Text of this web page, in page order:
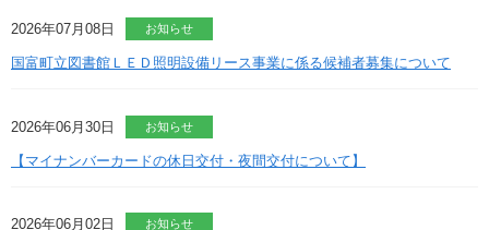
2026年07月08日 お知らせ
国富町立図書館ＬＥＤ照明設備リース事業に係る候補者募集について
2026年06月30日 お知らせ
【マイナンバーカードの休日交付・夜間交付について】
2026年06月02日 お知らせ